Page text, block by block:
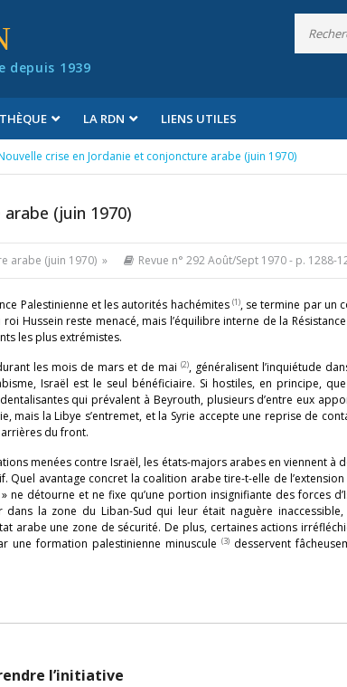
depuis 1939
LA RDN LIENS UTILES
crise en Jordanie et conjoncture arabe (juin 1970)
(juin 1970)
arabe (juin 1970) » Revue n° 292 Août/Sept 1970- p. 1288-
Palestinienne et les autorités hachémites (1), se termine par un
Hussein reste menacé, mais l’équilibre interne de la
les plus extrémistes.
les mois de mars et de mai(2), généralisent l’inquiétude
Israël est le seul bénéficiaire. Si hostiles, en principe,
qui prévalent à Beyrouth, plusieurs d’entre eux
mais la Libye s’entremet, et la Syrie accepte une reprise de
du front.
menées contre Israël, les états-majors arabes en viennent à
Quel avantage concret la coalition arabe tire-t-elle de
détourne et ne fixe qu’une portion insignifiante des forces
la zone du Liban-Sud qui leur était naguère
arabe une zone de sécurité. De plus, certaines actions
une formation palestinienne minuscule (3)desservent
l’initiative